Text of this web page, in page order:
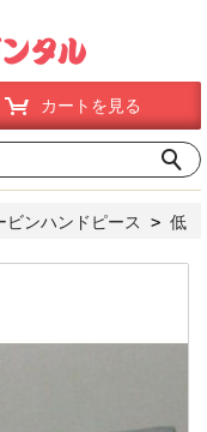
カートを見る
ビンハンドピース > 低